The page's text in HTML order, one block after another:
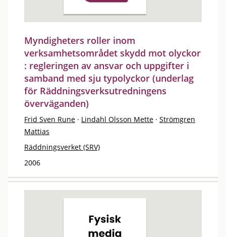
Myndigheters roller inom
verksamhetsområdet skydd mot olyckor
: regleringen av ansvar och uppgifter i
samband med sju typolyckor (underlag
för Räddningsverksutredningens
överväganden)
Frid Sven Rune · Lindahl Olsson Mette · Strömgren
Mattias
Räddningsverket (SRV)
2006